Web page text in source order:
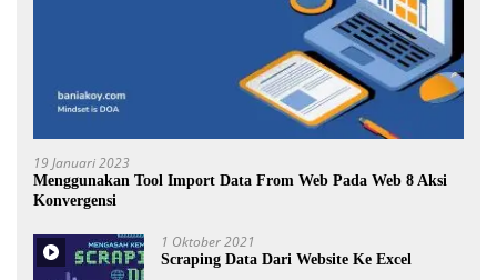
19 Januari 2023
Menggunakan Tool Import Data From Web Pada Web 8 Aksi
Konvergensi
1 Oktober 2021
Scraping Data Dari Website Ke Excel